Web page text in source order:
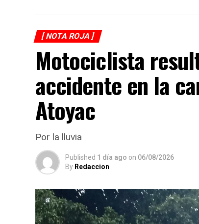
[ NOTA ROJA ]
Motociclista
accidente en la
Atoyac
Por la lluvia
Published 1 día ago on 06/08/2026
By Redaccion